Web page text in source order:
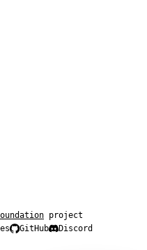
project
GitHub Discord